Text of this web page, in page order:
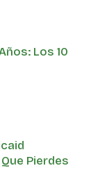
Los 10
Pierdes